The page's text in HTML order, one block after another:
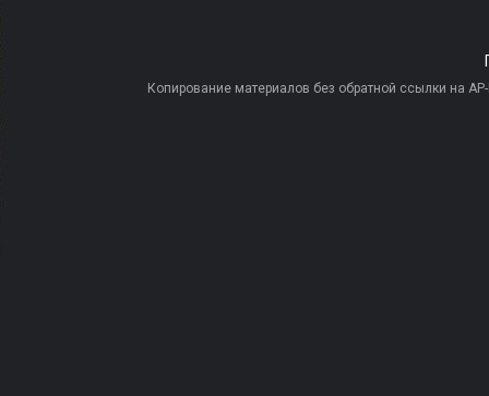
Копирование материалов без обратной ссылки на